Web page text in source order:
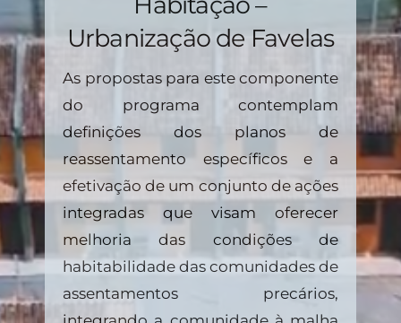
Urbanização de Favelas
As propostas para este componente
do programa contemplam
definições dos planos de
reassentamento específicos e a
efetivação de um conjunto de ações
integradas que visam oferecer
melhoria das condições de
habitabilidade das comunidades de
assentamentos precários,